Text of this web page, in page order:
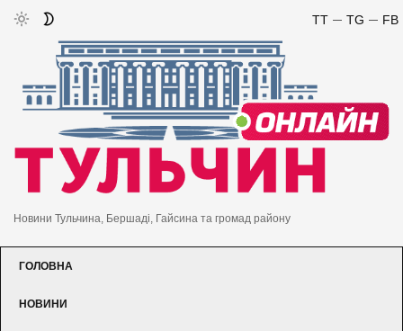
FB
TG
TT
Новини Тульчина, Бершаді, Гайсина та громад району
ГОЛОВНА
НОВИНИ